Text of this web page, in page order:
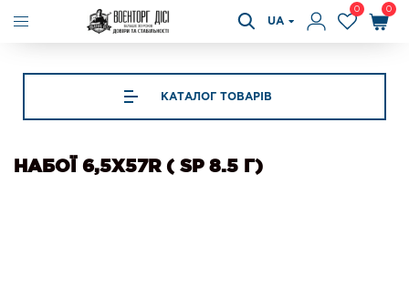
UA
0 0
КАТАЛОГ ТОВАРІВ
НАБОЇ 6,5Х57R ( SP 8.5 Г)